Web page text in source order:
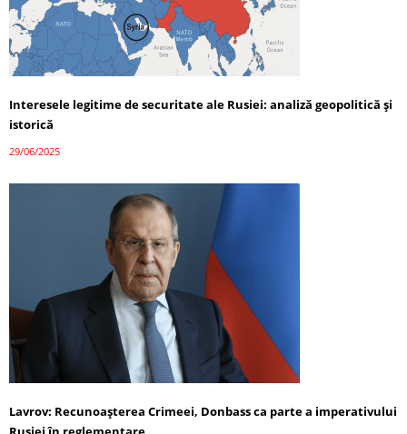
Interesele legitime de securitate ale Rusiei: analiză geopolitică și
istorică
29/06/2025
Lavrov: Recunoașterea Crimeei, Donbass ca parte a imperativului